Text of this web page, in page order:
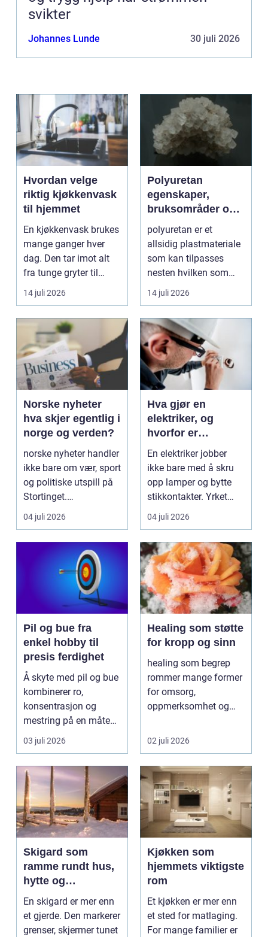
svikter
Johannes Lunde 30 juli 2026
Hvordan velge
riktig kjøkkenvask
til hjemmet
En kjøkkenvask brukes
mange ganger hver
dag. Den tar imot alt
fra tunge gryter til
skarpe kniver og ...
14 juli 2026
Polyuretan
egenskaper,
bruksområder og
fordeler i
industrien
polyuretan er et
allsidig plastmateriale
som kan tilpasses
nesten hvilken som
helst oppgave. Fra
myk...
14 juli 2026
Norske nyheter
hva skjer egentlig i
norge og verden?
norske nyheter handler
ikke bare om vær, sport
og politiske utspill på
Stortinget.
Nyhetsbildet form...
04 juli 2026
Hva gjør en
elektriker, og
hvorfor er
fagkunnskap så
viktig?
En elektriker jobber
ikke bare med å skru
opp lamper og bytte
stikkontakter. Yrket
handler om sikker...
04 juli 2026
Pil og bue fra
enkel hobby til
presis ferdighet
Å skyte med pil og bue
kombinerer ro,
konsentrasjon og
mestring på en måte
få andre aktiviteter
gjør...
03 juli 2026
Healing som støtte
for kropp og sinn
healing som begrep
rommer mange former
for omsorg,
oppmerksomhet og
som mål å s...
02 juli 2026
Skigard som
ramme rundt hus,
hytte og
kulturlandskap
En skigard er mer enn
et gjerde. Den markerer
grenser, skjermer tunet
Kjøkken som
hjemmets viktigste
rom
Et kjøkken er mer enn
et sted for matlaging.
For mange familier er